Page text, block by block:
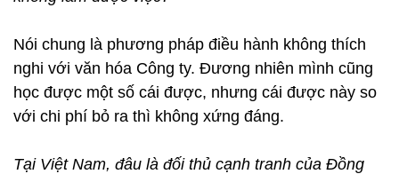
Nói chung là phương pháp điều hành không thích
nghi với văn hóa Công ty. Đương nhiên mình cũng
học được một số cái được, nhưng cái được này so
với chi phí bỏ ra thì không xứng đáng.
Tại Việt Nam, đâu là đối thủ cạnh tranh của Đồng